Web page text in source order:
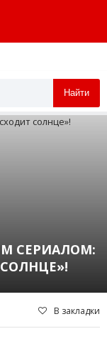
Найти
СЕРИАЛОМ:
В закладки